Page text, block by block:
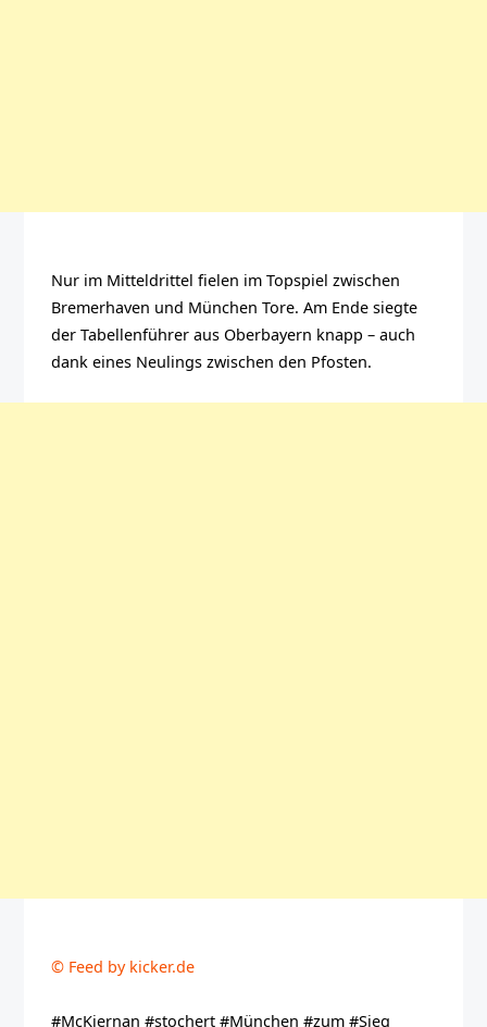
Nur im Mitteldrittel fielen im Topspiel zwischen
Bremerhaven und München Tore. Am Ende siegte
der Tabellenführer aus Oberbayern knapp – auch
dank eines Neulings zwischen den Pfosten.
© Feed by kicker.de
#McKiernan #stochert #München #zum #Sieg